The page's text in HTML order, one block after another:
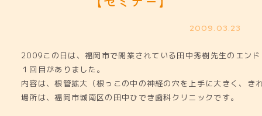
お知らせ
2009.03.23
2009この日は、福岡市で開業されている田中秀樹先生のエン
１回目がありました。
内容は、根管拡大（根っこの中の神経の穴を上手に大きく、き
場所は、福岡市城南区の田中ひでき歯科クリニックです。